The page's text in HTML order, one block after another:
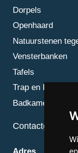
Dorpels
Openhaard
Natuurstenen
Vensterbanken
Tafels
Trap en Bordes
Badkamer
Contactgegevens
Adres